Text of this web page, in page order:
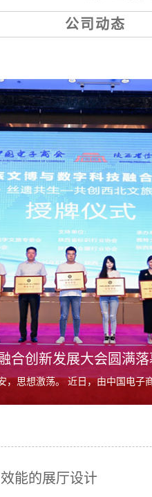
公司动态
合创新发展大会圆满落
旅专委会、陕西省博物馆协联
能的展厅设计